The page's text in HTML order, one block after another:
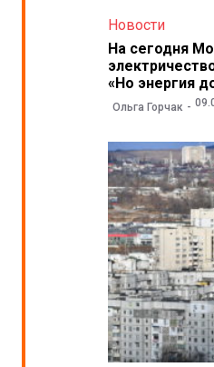
Новости
На сегодня
«Но энергия
Ольга Горчак